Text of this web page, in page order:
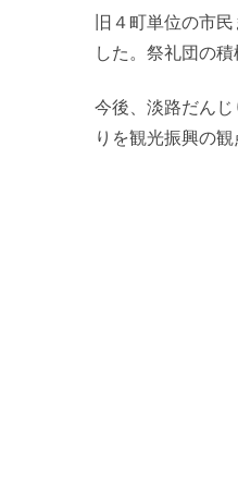
旧４町単位の市
した。祭礼団の
今後、淡路だん
りを観光振興の